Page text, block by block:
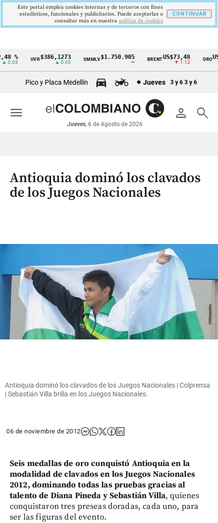
Cintillo
económicos
Colombia
% UVR$386,1273
▲ 0.03
SMMLV$1.750.905 BRENTUS$73,48
▼ 1.12
ORO
Pico y Placa Medellín Jueves 3 y 6 3 y 6
person search
Jueves, 6 de Agosto de 2026
menu
Antioquia dominó los clavados
de los Juegos Nacionales
Antioquia dominó los clavados de los Juegos Nacionales | Colprensa
| Sebastián Villa brilla en los Juegos Nacionales.
06 de noviembre de 2012
Seis medallas de oro conquistó Antioquia en la
modalidad de clavados en los Juegos Nacionales
2012, dominando todas las pruebas gracias al
talento de Diana Pineda y Sebastián Villa, quienes
conquistaron tres preseas doradas, cada uno, para
ser las figuras del evento.
Este portal emplea cookies internas y de terceros con fines
estadísticos, funcionales y publicitarios. Puede aceptarlas o
consultar más en nuestra politica de cookies
CONTINUAR